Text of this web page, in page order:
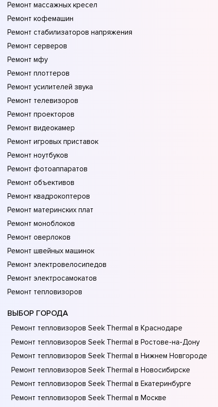
Ремонт массажных кресел
Ремонт кофемашин
Ремонт стабилизаторов напряжения
Ремонт серверов
Ремонт мфу
Ремонт плоттеров
Ремонт усилителей звука
Ремонт телевизоров
Ремонт проекторов
Ремонт видеокамер
Ремонт игровых приставок
Ремонт ноутбуков
Ремонт фотоаппаратов
Ремонт объективов
Ремонт квадрокоптеров
Ремонт материнских плат
Ремонт моноблоков
Ремонт оверлоков
Ремонт швейных машинок
Ремонт электровелосипедов
Ремонт электросамокатов
Ремонт тепловизоров
ВЫБОР ГОРОДА
Ремонт тепловизоров Seek Thermal в Краснодаре
Ремонт тепловизоров Seek Thermal в Ростове-на-Донy
Ремонт тепловизоров Seek Thermal в Нижнем Новгороде
Ремонт тепловизоров Seek Thermal в Новосибирске
Ремонт тепловизоров Seek Thermal в Екатеринбурге
Ремонт тепловизоров Seek Thermal в Москве